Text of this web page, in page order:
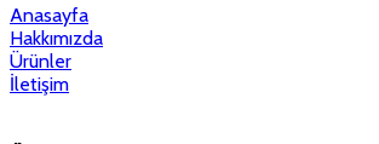
Anasayfa
Hakkımızda
Ürünler
İletişim